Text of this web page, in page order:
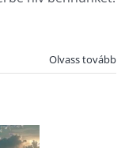
Olvass tovább